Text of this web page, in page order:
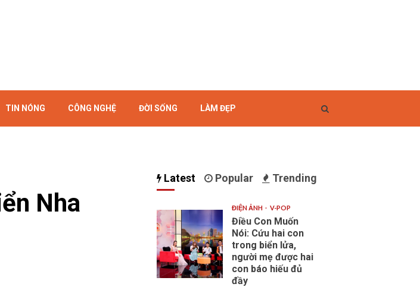
TIN NÓNG CÔNG NGHỆ ĐỜI SỐNG LÀM ĐẸP
Nha
Latest Popular Trending
ĐIỆN ẢNH V-POP
Điều Con Muốn
Nói: Cứu hai con
trong biển lửa,
người mẹ được hai
con báo hiếu đủ
đầy